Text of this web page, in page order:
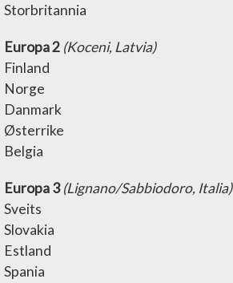
Storbritannia
Europa 2 (Koceni, Latvia)
Finland
Norge
Danmark
Østerrike
Belgia
Europa 3 (Lignano/Sabbiodoro, Italia)
Sveits
Slovakia
Estland
Spania